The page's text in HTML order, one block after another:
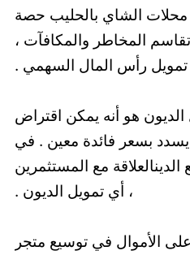
محلات الشاي بالحليب حصة
المخاطر والمكافآت ،
تمويل رأس المال السهمي .
هو أنه يمكن اقتراض
بسعر فائدة معين . في
مع المستثمرين
، أي تمويل الديون .
الأموال في توسيع متجر